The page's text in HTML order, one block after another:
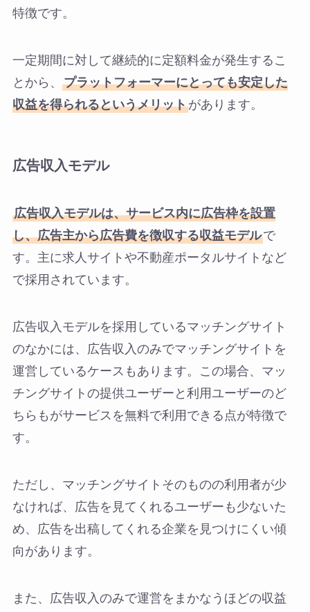
特徴です。
一定期間に対して継続的に定額料金が発生するこ
とから、 プラットフォーマーにとっても安定した
収益を得られるというメリットがあります。
広告収入モデル
広告収入モデルは、サービス内に広告枠を設置
し、広告主から広告費を徴収する収益モデルで
す。主に求人サイトや不動産ポータルサイトなど
で採用されています。
広告収入モデルを採用しているマッチングサイト
のなかには、広告収入のみでマッチングサイトを
運営しているケースもあります。この場合、マッ
チングサイトの提供ユーザーと利用ユーザーのど
ちらもがサービスを無料で利用できる点が特徴で
す。
ただし、マッチングサイトそのものの利用者が少
なければ、広告を見てくれるユーザーも少ないた
め、広告を出稿してくれる企業を見つけにくい傾
向があります。
また、広告収入のみで運営をまかなうほどの収益